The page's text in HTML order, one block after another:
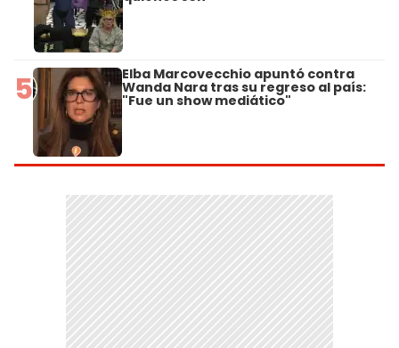
5 Elba Marcovecchio apuntó contra
Wanda Nara tras su regreso al país:
"Fue un show mediático"